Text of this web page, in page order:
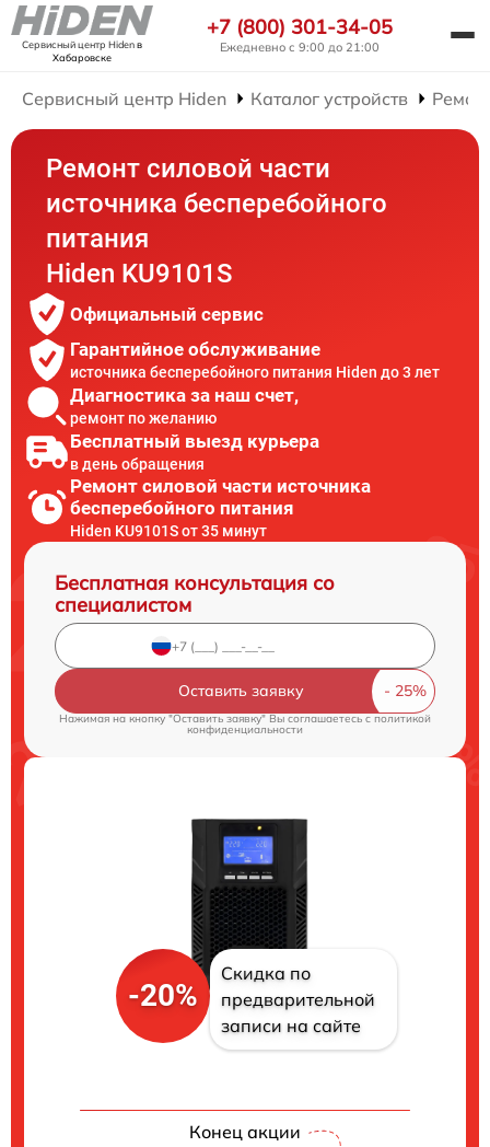
Сервисный центр Hidenв
Хабаровске
+7 (800) 301-34-05
Ежедневно с 9:00 до 21:00
Сервисный центр Hiden Каталог устройств
Ремонт силовой части
источника бесперебойного
питания
Hiden KU9101S
Официальный сервис
Гарантийное обслуживание
источника бесперебойного питания Hiden до 3 лет
Диагностика за наш счет,
ремонт по желанию
Бесплатный выезд курьера
в день обращения
Ремонт силовой части источника
бесперебойного питания
Hiden KU9101S от 35 минут
Бесплатная консультация со
специалистом
Оставить заявку
Нажимая на кнопку "Оставить заявку" Вы соглашаетесь c политикой
конфиденциальности
-20%
Скидка по
предварительной
записи на сайте
Конец акции